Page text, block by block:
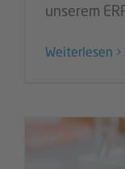
unserem
Weiterlesen